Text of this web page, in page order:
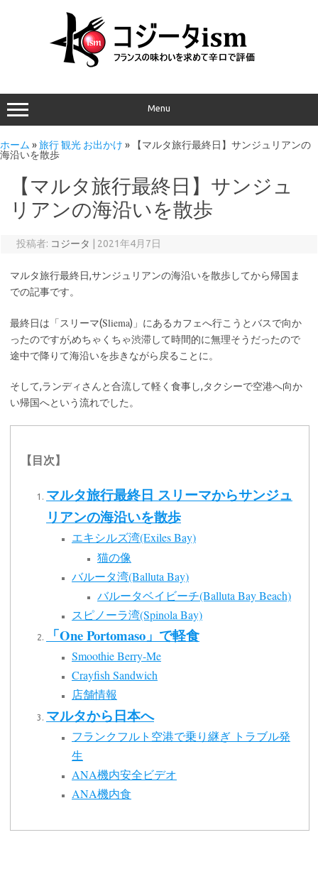
Menu
ホーム »旅行 観光 お出かけ »
【マルタ旅行最終日】サンジュリアンの
海沿いを散歩
【マルタ旅行最終日】サンジュ
リアンの海沿いを散歩
投稿者: コジータ 2021年4月7日
マルタ旅行最終日,サンジュリアンの海沿いを散歩してから帰国ま
での記事です。
最終日は「スリーマ(Sliema)」にあるカフェへ行こうとバスで向か
ったのですが,めちゃくちゃ渋滞して時間的に無理そうだったので
途中で降りて海沿いを歩きながら戻ることに。
そして,ランディさんと合流して軽く食事し,タクシーで空港へ向か
い帰国へという流れでした。
【目次】
マルタ旅行最終日 スリーマからサンジュ
リアンの海沿いを散歩
エキシルズ湾(Exiles Bay)
猫の像
バルータ湾(Balluta Bay)
バルータベイビーチ(Balluta Bay Beach)
スピノーラ湾(Spinola Bay)
「One Portomaso」で軽食
Smoothie Berry-Me
Crayfish Sandwich
店舗情報
マルタから日本へ
フランクフルト空港で乗り継ぎ トラブル発
生
ANA機内安全ビデオ
ANA機内食